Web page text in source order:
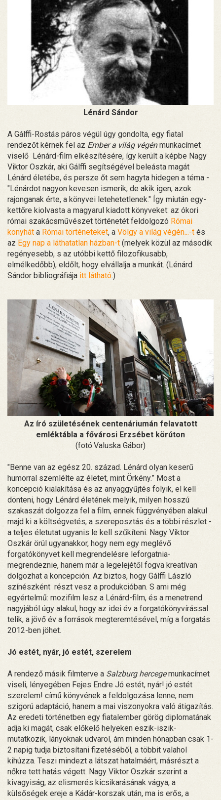
Lénárd Sándor
A Gálffi-Rostás páros végül úgy gondolta, egy fiatal
rendezőt kérnek fel az Ember a világ végénmunkacímet
viselő Lénárd-film elkészítésére, így került a képbe Nagy
Viktor Oszkár, aki Gálffi segítségével beleásta magát
Lénárd életébe, és persze őt sem hagyta hidegen a téma -
"Lénárdot nagyon kevesen ismerik, de akik igen, azok
rajonganak érte, a könyvei letehetetlenek." Így miután egy-
kettőre kiolvasta a magyarul kiadott könyveket: az ókori
római szakácsművészet történetét feldolgozó Római
konyhát a Római történeteket, a Völgy a világ végén...-t és
az Egy nap a láthatatlan házban-t (melyek közül az második
regényesebb, s az utóbbi kettő filozofikusabb,
elmélkedőbb), eldőlt, hogy elvállalja a munkát. (Lénárd
Sándor bibliográfiája itt látható.)
Az író születésének centenáriumán felavatott
emléktábla a fővárosi Erzsébet körúton
(fotó:Valuska Gábor)
"Benne van az egész 20. század. Lénárd olyan keserű
humorral szemlélte az életet, mint Örkény.” Most a
koncepció kialakítása és az anyaggyűjtés folyik, el kell
dönteni, hogy Lénárd életének melyik, milyen hosszú
szakaszát dolgozza fel a film, ennek függvényében alakul
majd ki a költségvetés, a szereposztás és a többi részlet -
a teljes életutat ugyanis le kell szűkíteni. Nagy Viktor
Oszkár örül ugyanakkor, hogy nem egy meglévő
forgatókönyvet kell megrendelésre leforgatnia-
megrendeznie, hanem már a legelejétől fogva kreatívan
dolgozhat a koncepción. Az biztos, hogy Gálffi László
színészként részt vesz a produkcióban. S ami még
egyértelmű: mozifilm lesz a Lénárd-film, és a menetrend
nagyjából úgy alakul, hogy az idei év a forgatókönyvírással
telik, a jövő év a források megteremtésével, míg a forgatás
2012-ben jöhet.
Jó estét, nyár, jó estét, szerelem
A rendező másik filmterve a Salzburg hercegemunkacímet
viseli, lényegében Fejes Endre Jó estét, nyár! jó estét
szerelem! című könyvének a feldolgozása lenne, nem
szigorú adaptáció, hanem a mai viszonyokra való átigazítás.
Az eredeti történetben egy fiatalember görög diplomatának
adja ki magát, csak előkelő helyeken eszik-iszik-
mutatkozik, lányoknak udvarol, ám minden hónapban csak 1-
2 napig tudja biztosítani fizetéséből, a többit valahol
kihúzza. Teszi mindezt a látszat hatalmáért, másrészt a
nőkre tett hatás végett. Nagy Viktor Oszkár szerint a
kivagyiság, az elismerés kicsikarásának vágya, a
külsőségek ereje a Kádár-korszak után, ma is erős, a